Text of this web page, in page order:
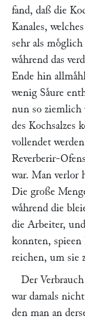
fand, daß die
Kanales,
sehr als
waͤhrend das
Ende hin
wenig Saͤure
nun so ziemlich
des Kochsalzes
vollendet
Reverberir-
war. Man verlor
Die große
waͤhrend die
die Arbeiter,
konnten,
reichen, um sie
Der
war damals
den man an